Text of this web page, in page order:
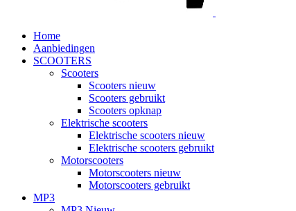
Home
Aanbiedingen
SCOOTERS
Scooters
Scooters nieuw
Scooters gebruikt
Scooters opknap
Elektrische scooters
Elektrische scooters nieuw
Elektrische scooters gebruikt
Motorscooters
Motorscooters nieuw
Motorscooters gebruikt
MP3